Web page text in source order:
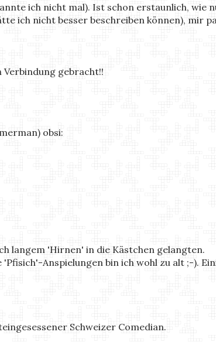
ich nicht mal). Ist schon erstaunlich, wie
ich nicht besser beschreiben können), mir
gebracht!!
obsi:
langem 'Hirnen' in die Kästchen gelangten.
'Pfisich'-Anspielungen bin ich wohl zu alt ;-).
Schweizer Comedian.